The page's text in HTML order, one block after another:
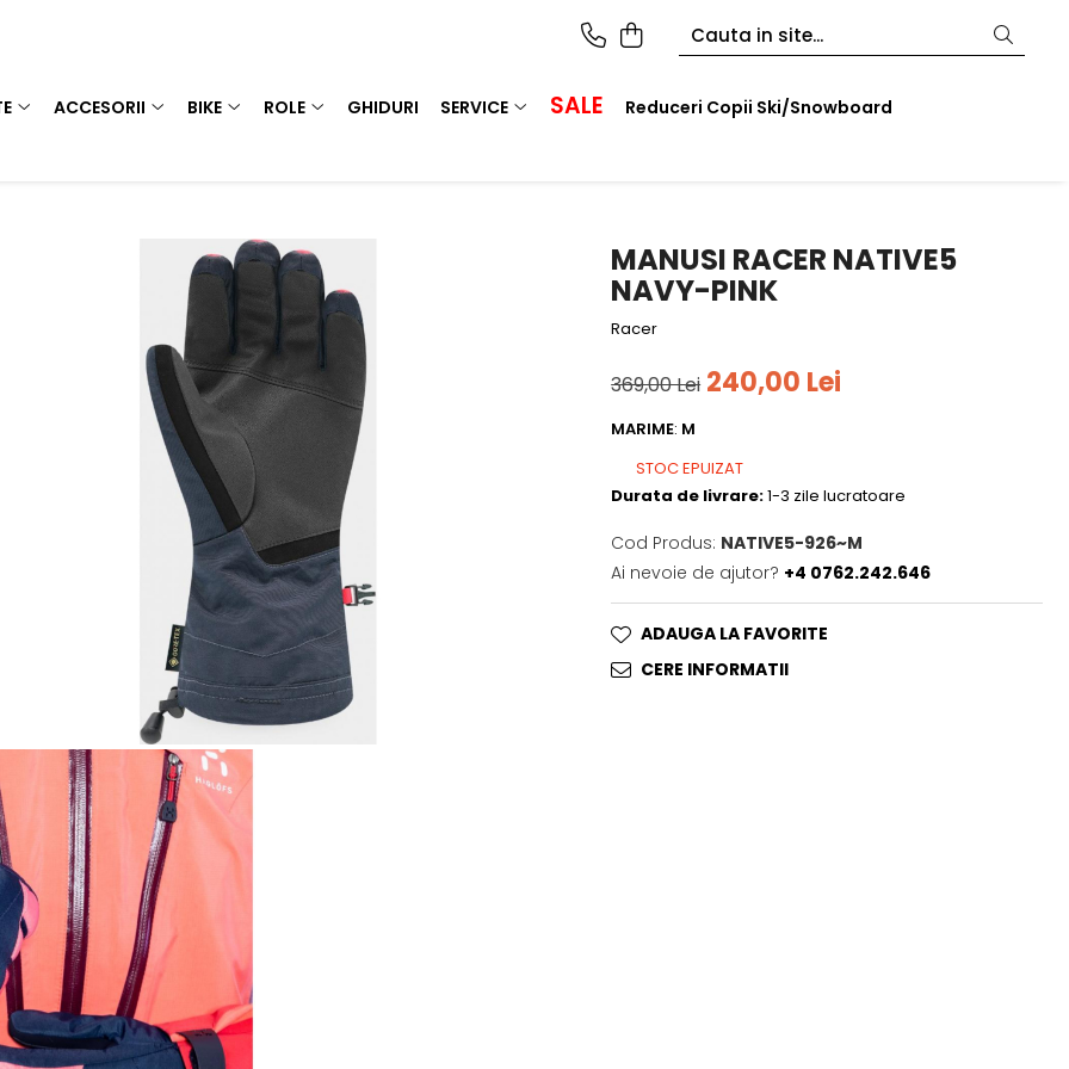
ACCESORII BIKE ROLE GHIDURI SERVICE SALE Reduceri Copii Ski/Snowboard
MANUSI RACER NATIVE5
NAVY-PINK
Racer
369,00 Lei 240,00 Lei
MARIME: M
STOC EPUIZAT
Durata de livrare:1-3 zile lucratoare
Cod Produs: NATIVE5-926~M
Ai nevoie de ajutor? +4 0762.242.646
ADAUGA LA FAVORITE
CERE INFORMATII